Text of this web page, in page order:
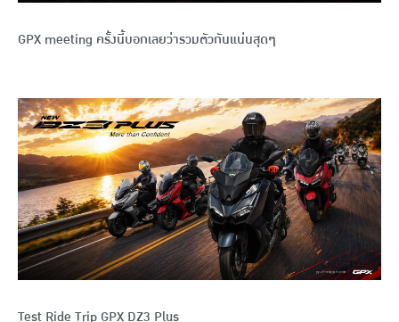
GPX meeting ครั้งนี้บอกเลยว่ารวมตัวกันแน่นสุดๆ
Test Ride Trip GPX DZ3 Plus